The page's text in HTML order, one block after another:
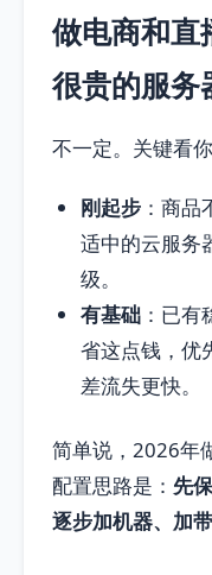
做电商和直
很贵的服务
不一定。关键看
刚起步 ：商
适中的云服务
级。
有基础 ：已
省这点钱，优
差流失更快。
简单说，2026年
配置思路是： 先
逐步加机器、加